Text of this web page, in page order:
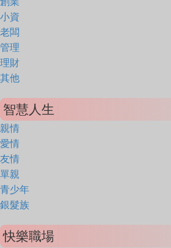
小資
老闆
管理
理財
其他
智慧人生
親情
愛情
友情
單親
青少年
銀髮族
快樂職場